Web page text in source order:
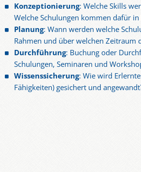
Konzeptionierung: Welche Skills
Welche Schulungen kommen dafür in
Planung: Wann werden welche
Rahmen und über welchen Zeitraum
Durchführung: Buchung oder
Schulungen, Seminaren und
Wissenssicherung: Wie wird
Fähigkeiten) gesichert und